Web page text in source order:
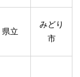
県立
みどり
市